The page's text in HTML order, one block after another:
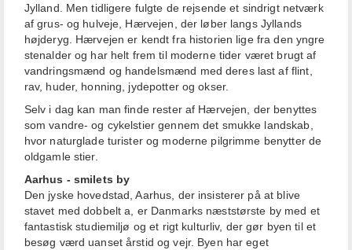
Jylland. Men tidligere fulgte de rejsende et sindrigt netværk
af grus- og hulveje, Hærvejen, der løber langs Jyllands
højderyg. Hærvejen er kendt fra historien lige fra den yngre
stenalder og har helt frem til moderne tider været brugt af
vandringsmænd og handelsmænd med deres last af flint,
rav, huder, honning, jydepotter og okser.
Selv i dag kan man finde rester af Hærvejen, der benyttes
som vandre- og cykelstier gennem det smukke landskab,
hvor naturglade turister og moderne pilgrimme benytter de
oldgamle stier.
Aarhus - smilets by
Den jyske hovedstad, Aarhus, der insisterer på at blive
stavet med dobbelt a, er Danmarks næststørste by med et
fantastisk studiemiljø og et rigt kulturliv, der gør byen til et
besøg værd uanset årstid og vejr. Byen har eget